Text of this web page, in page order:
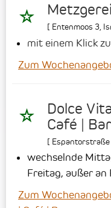
[ Entenmoos 3,
mit einem Klick
Zum
Dolce
Café | Bar
[ Espantorstraße
wechselnde
Freitag, außer an
Zum